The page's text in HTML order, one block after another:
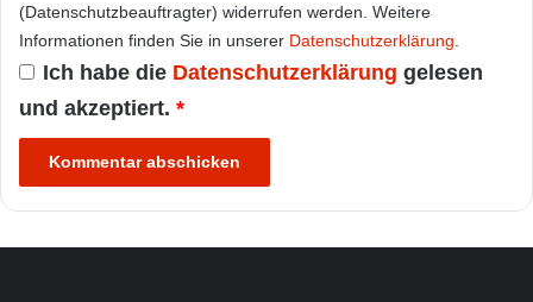
(Datenschutzbeauftragter) widerrufen werden. Weitere
Informationen finden Sie in unserer Datenschutzerklärung.
Ich habe die Datenschutzerklärung gelesen
und akzeptiert. *